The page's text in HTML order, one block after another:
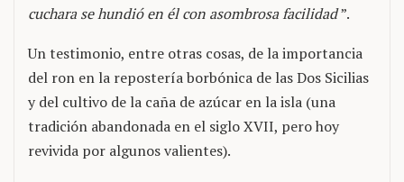
cuchara se hundió en él con asombrosa facilidad”.
Un testimonio, entre otras cosas, de la importancia
del ron en la repostería borbónica de las Dos Sicilias
y del cultivo de la caña de azúcar en la isla (una
tradición abandonada en el siglo XVII, pero hoy
revivida por algunos valientes).